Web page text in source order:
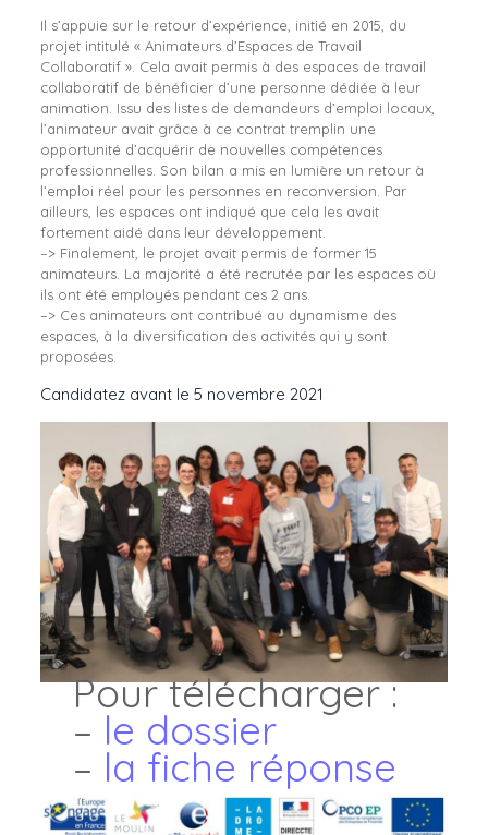
Il s’appuie sur le retour d’expérience, initié en 2015, du
projet intitulé « Animateurs d’Espaces de Travail
Collaboratif ». Cela avait permis à des espaces de travail
collaboratif de bénéficier d’une personne dédiée à leur
animation. Issu des listes de demandeurs d’emploi locaux,
l’animateur avait grâce à ce contrat tremplin une
opportunité d’acquérir de nouvelles compétences
professionnelles. Son bilan a mis en lumière un retour à
l’emploi réel pour les personnes en reconversion. Par
ailleurs, les espaces ont indiqué que cela les avait
fortement aidé dans leur développement.
–> Finalement, le projet avait permis de former 15
animateurs. La majorité a été recrutée par les espaces où
ils ont été employés pendant ces 2 ans.
–> Ces animateurs ont contribué au dynamisme des
espaces, à la diversification des activités qui y sont
proposées.
Candidatez avant le 5 novembre 2021
Pour télécharger :
– le dossier
– la fiche réponse